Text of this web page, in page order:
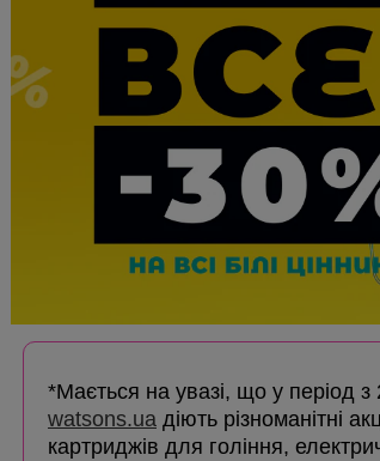
*Мається на увазі, що у період
watsons.ua діють різноманітні
картриджів для гоління,